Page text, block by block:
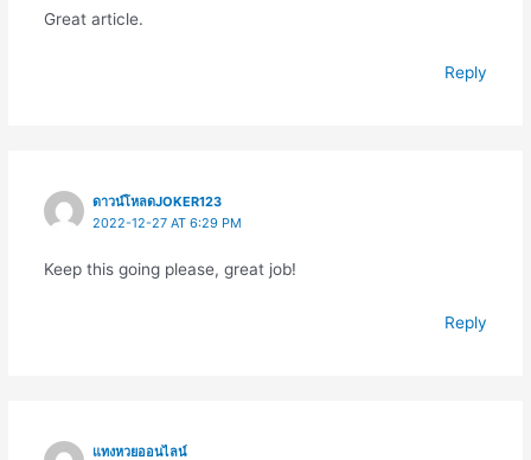
Great article.
Reply
ดาวน์โหลดJOKER123
2022-12-27 AT 6:29 PM
Keep this going please, great job!
Reply
แทงหวยออนไลน์